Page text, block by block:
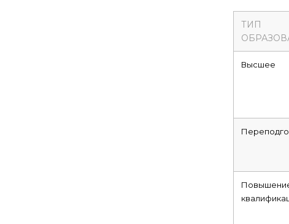
ТИП
Высшее